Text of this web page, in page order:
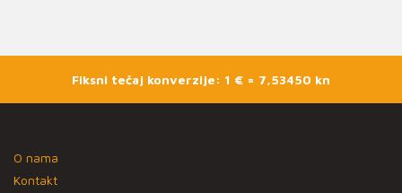
Fiksni tečaj konverzije: 1 € = 7,53450 kn
O nama
Kontakt